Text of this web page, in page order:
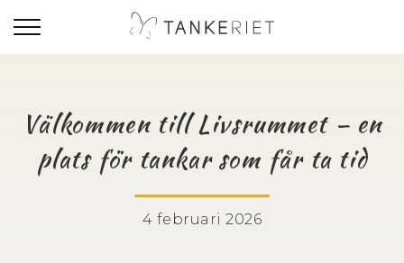
Om Tankeriet
Om verksamheten
Välkommen till Livsrummet – en
plats för tankar som får ta tid
4 februari 2026